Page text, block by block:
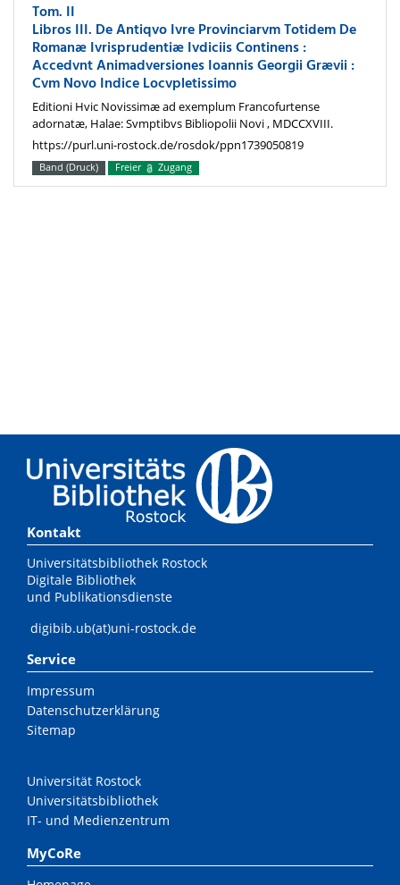
Tom. II
Libros III. De Antiqvo Ivre Provinciarvm Totidem De
Romanæ Ivrisprudentiæ Ivdiciis Continens :
Accedvnt Animadversiones Ioannis Georgii Grævii :
Cvm Novo Indice Locvpletissimo
Editioni Hvic Novissimæ ad exemplum Francofurtense
adornatæ, Halae: Svmptibvs Bibliopolii Novi , MDCCXVIII.
https://purl.uni-rostock.de/rosdok/ppn1739050819
Band (Druck) Freier Zugang
Kontakt
Universitätsbibliothek Rostock
Digitale Bibliothek
und Publikationsdienste
digibib.ub(at)uni-rostock.de
Service
Impressum
Datenschutzerklärung
Sitemap
Universität Rostock
Universitätsbibliothek
IT- und Medienzentrum
MyCoRe